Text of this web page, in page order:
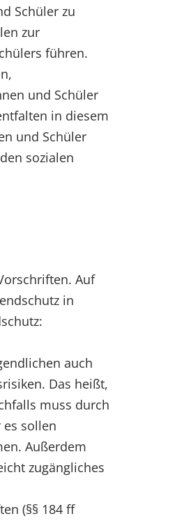
Schüler zu
zur
führen.
und Schüler
in diesem
und Schüler
sozialen
Auf
in
auch
Das heißt,
muss durch
sollen
Außerdem
zugängliches
(§§ 184 ff